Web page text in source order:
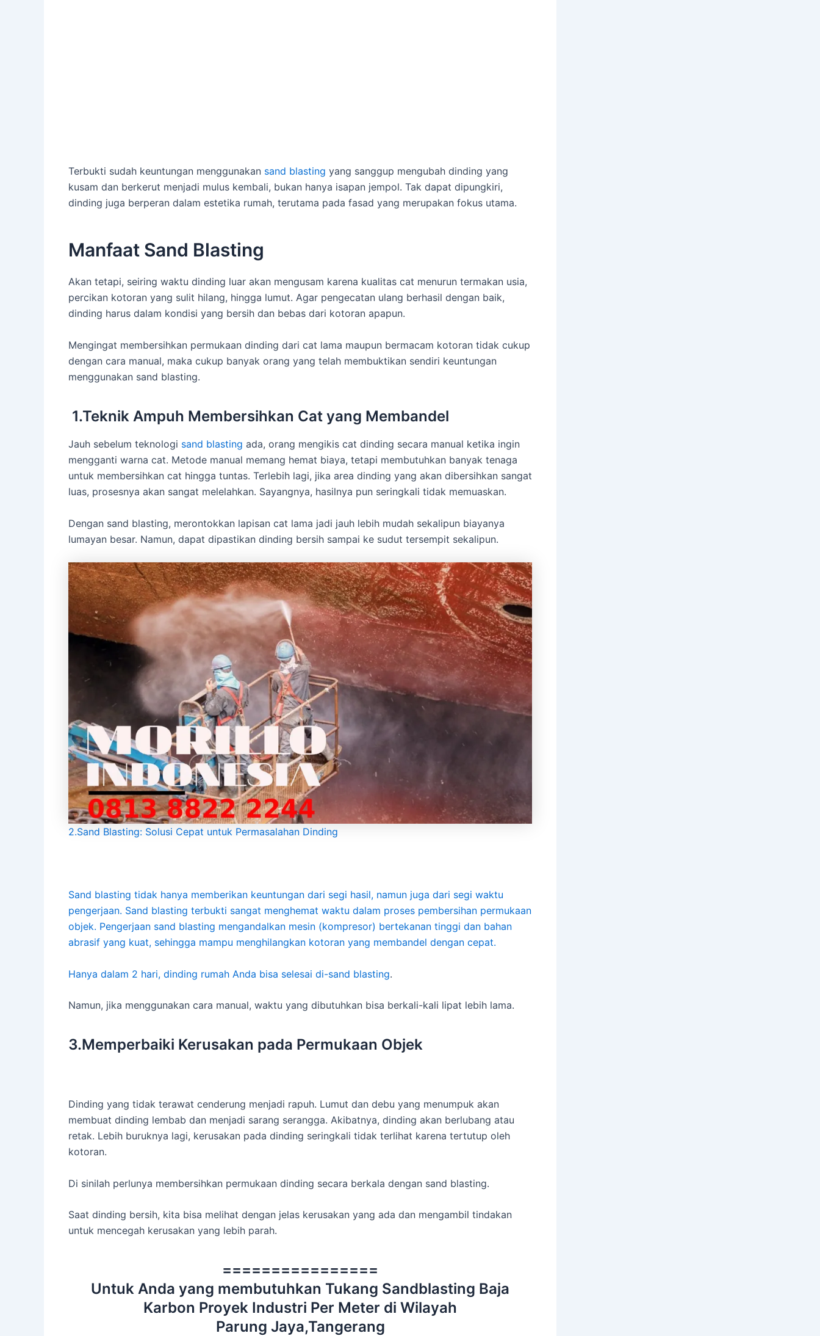
Terbukti sudah keuntungan menggunakan sand blasting yang sanggup mengubah dinding yang
kusam dan berkerut menjadi mulus kembali, bukan hanya isapan jempol. Tak dapat dipungkiri,
dinding juga berperan dalam estetika rumah, terutama pada fasad yang merupakan fokus utama.
Manfaat Sand Blasting
Akan tetapi, seiring waktu dinding luar akan mengusam karena kualitas cat menurun termakan usia,
percikan kotoran yang sulit hilang, hingga lumut. Agar pengecatan ulang berhasil dengan baik,
dinding harus dalam kondisi yang bersih dan bebas dari kotoran apapun.
Mengingat membersihkan permukaan dinding dari cat lama maupun bermacam kotoran tidak cukup
dengan cara manual, maka cukup banyak orang yang telah membuktikan sendiri keuntungan
menggunakan sand blasting.
1.Teknik Ampuh Membersihkan Cat yang Membandel
Jauh sebelum teknologi sand blasting ada, orang mengikis cat dinding secara manual ketika ingin
mengganti warna cat. Metode manual memang hemat biaya, tetapi membutuhkan banyak tenaga
untuk membersihkan cat hingga tuntas. Terlebih lagi, jika area dinding yang akan dibersihkan sangat
luas, prosesnya akan sangat melelahkan. Sayangnya, hasilnya pun seringkali tidak memuaskan.
Dengan sand blasting, merontokkan lapisan cat lama jadi jauh lebih mudah sekalipun biayanya
lumayan besar. Namun, dapat dipastikan dinding bersih sampai ke sudut tersempit sekalipun.
2.Sand Blasting: Solusi Cepat untuk Permasalahan Dinding
Sand blasting tidak hanya memberikan keuntungan dari segi hasil, namun juga dari segi waktu
pengerjaan. Sand blasting terbukti sangat menghemat waktu dalam proses pembersihan permukaan
objek. Pengerjaan sand blasting mengandalkan mesin (kompresor) bertekanan tinggi dan bahan
abrasif yang kuat, sehingga mampu menghilangkan kotoran yang membandel dengan cepat.
Hanya dalam 2 hari, dinding rumah Anda bisa selesai di-sand blasting.
Namun, jika menggunakan cara manual, waktu yang dibutuhkan bisa berkali-kali lipat lebih lama.
3.Memperbaiki Kerusakan pada Permukaan Objek
Dinding yang tidak terawat cenderung menjadi rapuh. Lumut dan debu yang menumpuk akan
membuat dinding lembab dan menjadi sarang serangga. Akibatnya, dinding akan berlubang atau
retak. Lebih buruknya lagi, kerusakan pada dinding seringkali tidak terlihat karena tertutup oleh
kotoran.
Di sinilah perlunya membersihkan permukaan dinding secara berkala dengan sand blasting.
Saat dinding bersih, kita bisa melihat dengan jelas kerusakan yang ada dan mengambil tindakan
untuk mencegah kerusakan yang lebih parah.
================
Untuk Anda yang membutuhkan Tukang Sandblasting Baja
Karbon Proyek Industri Per Meter di Wilayah
Parung Jaya,Tangerang